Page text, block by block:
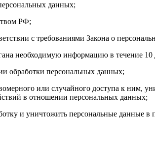
данных;
РФ;
с требованиями Закона о
необходимую информацию в течение 10
обработки персональных данных;
или случайного доступа к ним,
в отношении персональных данных;
и уничтожить персональные данные в